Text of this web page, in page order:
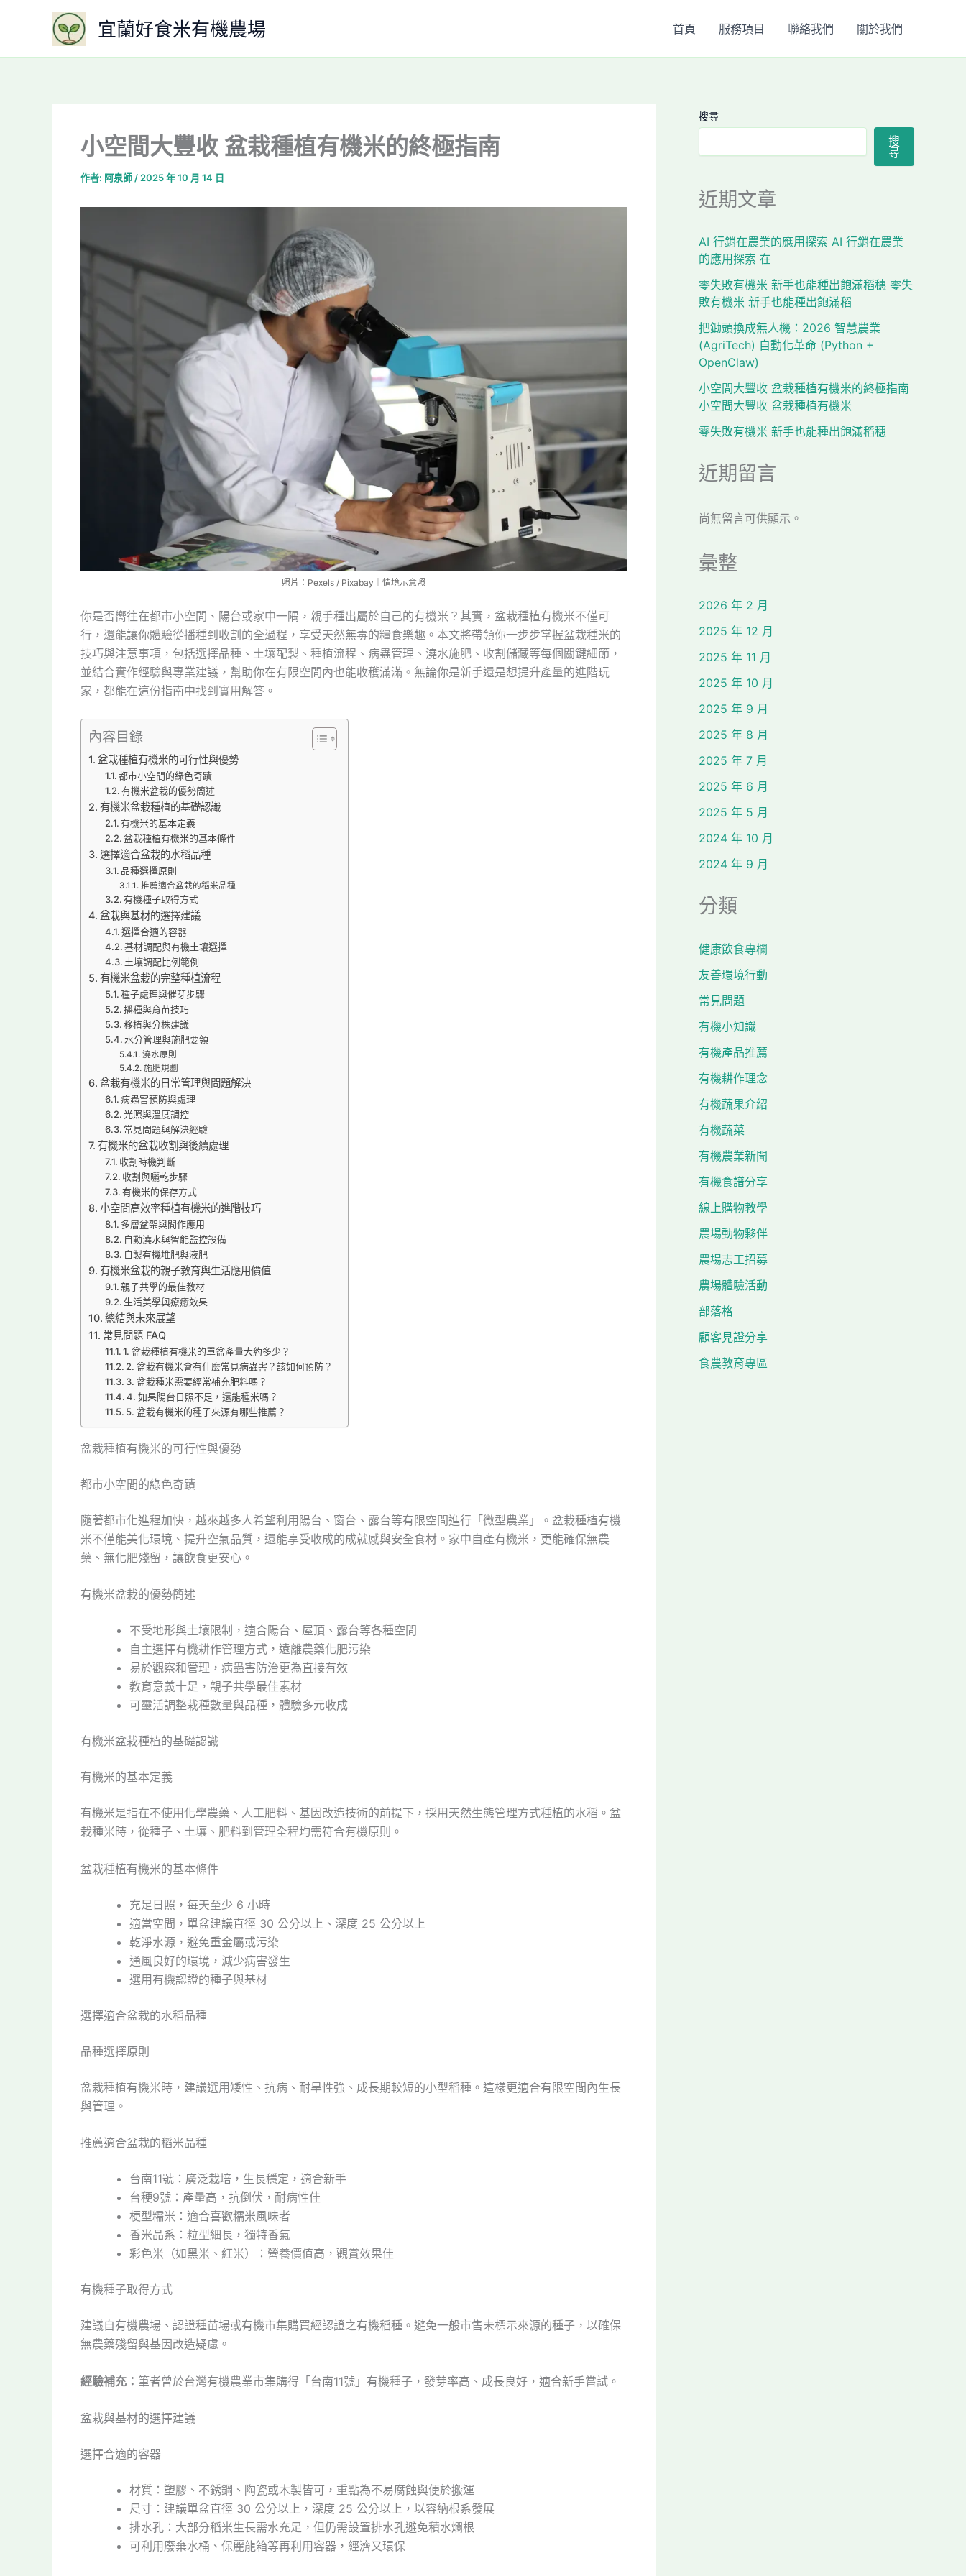
宜蘭好食米有機農場 首頁 服務項目 聯絡我們 關於我們
小空間大豐收 盆栽種植有機米的終極指南
作者: 阿泉師 / 2025 年 10 月 14 日
照片：Pexels / Pixabay｜情境示意照
你是否嚮往在都市小空間、陽台或家中一隅，親手種出屬於自己的有機米？其實，盆栽種植有機米不僅可
行，還能讓你體驗從播種到收割的全過程，享受天然無毒的糧食樂趣。本文將帶領你一步步掌握盆栽種米的
技巧與注意事項，包括選擇品種、土壤配製、種植流程、病蟲管理、澆水施肥、收割儲藏等每個關鍵細節，
並結合實作經驗與專業建議，幫助你在有限空間內也能收穫滿滿。無論你是新手還是想提升產量的進階玩
家，都能在這份指南中找到實用解答。
內容目錄
盆栽種植有機米的可行性與優勢
都市小空間的綠色奇蹟
有機米盆栽的優勢簡述
有機米盆栽種植的基礎認識
有機米的基本定義
盆栽種植有機米的基本條件
選擇適合盆栽的水稻品種
品種選擇原則
推薦適合盆栽的稻米品種
有機種子取得方式
盆栽與基材的選擇建議
選擇合適的容器
基材調配與有機土壤選擇
土壤調配比例範例
有機米盆栽的完整種植流程
種子處理與催芽步驟
播種與育苗技巧
移植與分株建議
水分管理與施肥要領
澆水原則
施肥規劃
盆栽有機米的日常管理與問題解決
病蟲害預防與處理
光照與溫度調控
常見問題與解決經驗
有機米的盆栽收割與後續處理
收割時機判斷
收割與曬乾步驟
有機米的保存方式
小空間高效率種植有機米的進階技巧
多層盆架與間作應用
自動澆水與智能監控設備
自製有機堆肥與液肥
有機米盆栽的親子教育與生活應用價值
親子共學的最佳教材
生活美學與療癒效果
總結與未來展望
常見問題 FAQ
1. 盆栽種植有機米的單盆產量大約多少？
2. 盆栽有機米會有什麼常見病蟲害？該如何預防？
3. 盆栽種米需要經常補充肥料嗎？
4. 如果陽台日照不足，還能種米嗎？
5. 盆栽有機米的種子來源有哪些推薦？
盆栽種植有機米的可行性與優勢
都市小空間的綠色奇蹟
隨著都市化進程加快，越來越多人希望利用陽台、窗台、露台等有限空間進行「微型農業」。盆栽種植有機
米不僅能美化環境、提升空氣品質，還能享受收成的成就感與安全食材。家中自產有機米，更能確保無農
藥、無化肥殘留，讓飲食更安心。
有機米盆栽的優勢簡述
不受地形與土壤限制，適合陽台、屋頂、露台等各種空間
自主選擇有機耕作管理方式，遠離農藥化肥污染
易於觀察和管理，病蟲害防治更為直接有效
教育意義十足，親子共學最佳素材
可靈活調整栽種數量與品種，體驗多元收成
有機米盆栽種植的基礎認識
有機米的基本定義
有機米是指在不使用化學農藥、人工肥料、基因改造技術的前提下，採用天然生態管理方式種植的水稻。盆
栽種米時，從種子、土壤、肥料到管理全程均需符合有機原則。
盆栽種植有機米的基本條件
充足日照，每天至少 6 小時
適當空間，單盆建議直徑 30 公分以上、深度 25 公分以上
乾淨水源，避免重金屬或污染
通風良好的環境，減少病害發生
選用有機認證的種子與基材
選擇適合盆栽的水稻品種
品種選擇原則
盆栽種植有機米時，建議選用矮性、抗病、耐旱性強、成長期較短的小型稻種。這樣更適合有限空間內生長
與管理。
推薦適合盆栽的稻米品種
台南11號：廣泛栽培，生長穩定，適合新手
台稉9號：產量高，抗倒伏，耐病性佳
梗型糯米：適合喜歡糯米風味者
香米品系：粒型細長，獨特香氣
彩色米（如黑米、紅米）：營養價值高，觀賞效果佳
有機種子取得方式
建議自有機農場、認證種苗場或有機市集購買經認證之有機稻種。避免一般市售未標示來源的種子，以確保
無農藥殘留與基因改造疑慮。
經驗補充： 筆者曾於台灣有機農業市集購得「台南11號」有機種子，發芽率高、成長良好，適合新手嘗試。
盆栽與基材的選擇建議
選擇合適的容器
材質：塑膠、不銹鋼、陶瓷或木製皆可，重點為不易腐蝕與便於搬運
尺寸：建議單盆直徑 30 公分以上，深度 25 公分以上，以容納根系發展
排水孔：大部分稻米生長需水充足，但仍需設置排水孔避免積水爛根
可利用廢棄水桶、保麗龍箱等再利用容器，經濟又環保
搜尋
搜
尋
近期文章
AI 行銷在農業的應用探索 AI 行銷在農業
的應用探索 在
零失敗有機米 新手也能種出飽滿稻穗 零失
敗有機米 新手也能種出飽滿稻
把鋤頭換成無人機：2026 智慧農業
(AgriTech) 自動化革命 (Python +
OpenClaw)
小空間大豐收 盆栽種植有機米的終極指南
小空間大豐收 盆栽種植有機米
零失敗有機米 新手也能種出飽滿稻穗
近期留言
尚無留言可供顯示。
彙整
2026 年 2 月
2025 年 12 月
2025 年 11 月
2025 年 10 月
2025 年 9 月
2025 年 8 月
2025 年 7 月
2025 年 6 月
2025 年 5 月
2024 年 10 月
2024 年 9 月
分類
健康飲食專欄
友善環境行動
常見問題
有機小知識
有機產品推薦
有機耕作理念
有機蔬果介紹
有機蔬菜
有機農業新聞
有機食譜分享
線上購物教學
農場動物夥伴
農場志工招募
農場體驗活動
部落格
顧客見證分享
食農教育專區